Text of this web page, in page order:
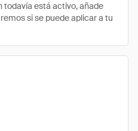
todavía está activo, añade
si se puede aplicar a tu